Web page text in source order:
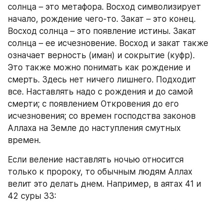
солнца – это метафора. Восход символизирует
начало, рождение чего-то. Закат – это конец.
Восход солнца – это появление истины. Закат
солнца – ее исчезновение. Восход и закат также
означает верность (иман) и сокрытие (куфр).
Это также можно понимать как рождение и
смерть. Здесь нет ничего лишнего. Подходит
все. Наставлять надо с рождения и до самой
смерти; с появлением Откровения до его
исчезновения; со времен господства законов
Аллаха на Земле до наступления смутных
времен.
Если веление наставлять ночью относится
только к пророку, то обычным людям Аллах
велит это делать днем. Например, в аятах 41 и
42 суры 33: